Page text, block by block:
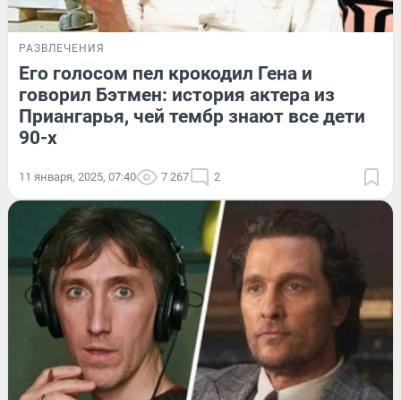
РАЗВЛЕЧЕНИЯ
Его голосом пел крокодил Гена и
говорил Бэтмен: история актера из
Приангарья, чей тембр знают все дети
90-х
11 января, 2025, 07:40 7 267 2